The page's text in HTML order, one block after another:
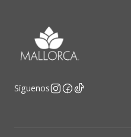
Síguenos